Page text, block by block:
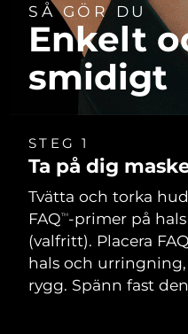
SÅ GÖR DU
Enkelt
smidigt
STEG 1
Ta på dig
Tvätta och torka
FAQTM-primer på
(valfritt). Placera
hals och
rygg. Spänn fast